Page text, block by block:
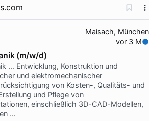
Maisach, München
vor 3 M
(m/w/d)
… Entwicklung, Konstruktion und
und elektromechanischer
von Kosten-, Qualitäts- und
und Pflege von
einschließlich 3D-CAD-Modellen,
…